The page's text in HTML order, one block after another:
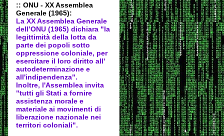
:: ONU - XX Assemblea
Generale (1965):
La XX Assemblea Generale
dell’ONU (1965) dichiara "la
legittimità della lotta da
parte dei popoli sotto
oppressione coloniale, per
esercitare il loro diritto all'
autodeterminazione e
all'indipendenza".
Inoltre, l'Assemblea invita
"tutti gli Stati a fornire
assistenza morale e
materiale ai movimenti di
liberazione nazionale nei
territori coloniali".